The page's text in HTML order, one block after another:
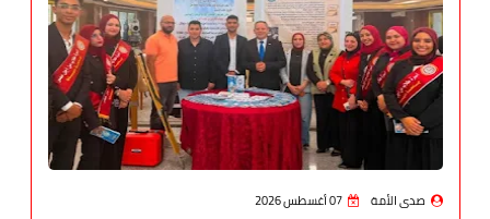
صدى الأمة 07 أغسطس 2026